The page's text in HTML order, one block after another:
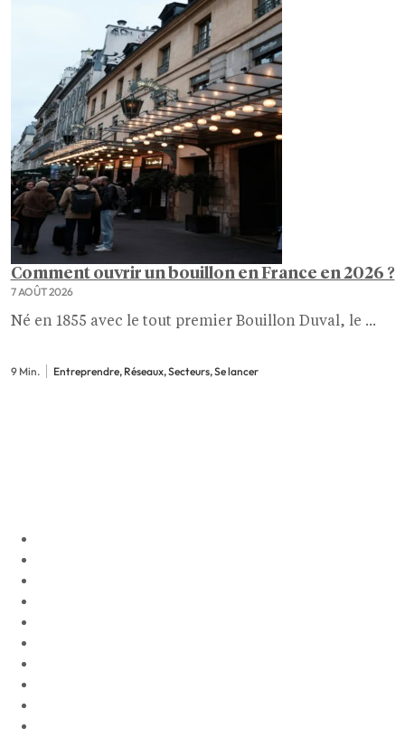
Comment ouvrir un bouillon en France en 2026 ?
7 AOÛT 2026
Né en 1855 avec le tout premier Bouillon Duval, le ...
9 Min. Entreprendre, Réseaux, Secteurs, Se lancer